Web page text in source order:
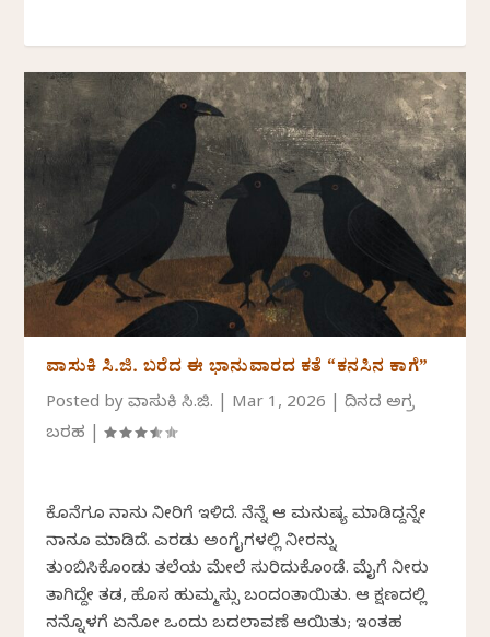
ವಾಸುಕಿ ಸಿ.ಜಿ. ಬರೆದ ಈ ಭಾನುವಾರದ ಕತೆ “ಕನಸಿನ ಕಾಗೆ”
Posted byವಾಸುಕಿ ಸಿ.ಜಿ. Mar 1, 2026 |ದಿನದ ಅಗ್ರ
ಬರಹ |
ಕೊನೆಗೂ ನಾನು ನೀರಿಗೆ ಇಳಿದೆ. ನೆನ್ನೆ ಆ ಮನುಷ್ಯ ಮಾಡಿದ್ದನ್ನೇ
ನಾನೂ ಮಾಡಿದೆ. ಎರಡು ಅಂಗೈಗಳಲ್ಲಿ ನೀರನ್ನು
ತುಂಬಿಸಿಕೊಂಡು ತಲೆಯ ಮೇಲೆ ಸುರಿದುಕೊಂಡೆ. ಮೈಗೆ ನೀರು
ತಾಗಿದ್ದೇ ತಡ, ಹೊಸ ಹುಮ್ಮಸ್ಸು ಬಂದಂತಾಯಿತು. ಆ ಕ್ಷಣದಲ್ಲಿ
ನನ್ನೊಳಗೆ ಏನೋ ಒಂದು ಬದಲಾವಣೆ ಆಯಿತು; ಇಂತಹ